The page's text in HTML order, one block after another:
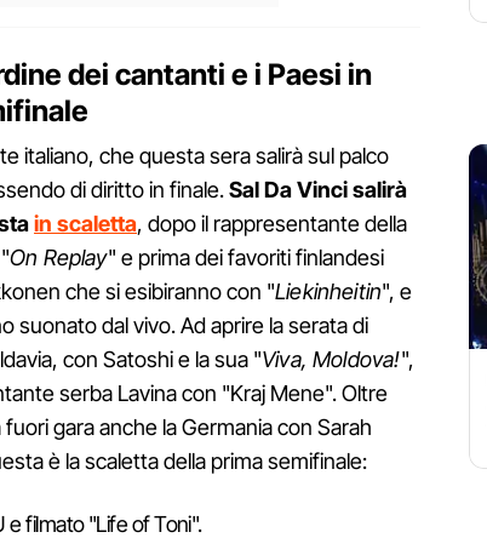
dei cantanti e i Paesi in
italiano, che questa sera salirà sul palco
di diritto in finale.Sal Da Vinci salirà
in scaletta, dopo il rappresentante della
On Replay" e prima dei favoriti finlandesi
che si esibiranno con "Liekinheitin", e
suonato dal vivo. Ad aprire la serata di
con Satoshi e la sua "Viva, Moldova!",
serba Lavina con "Kraj Mene". Oltre
gara anche la Germania con Sarah
è la scaletta della prima semifinale:
e filmato "Life of Toni".